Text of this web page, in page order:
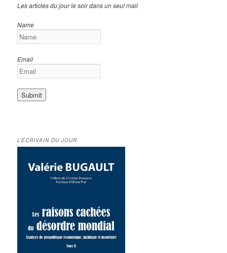
Les articles du jour le soir dans un seul mail
Name
Email
L’ÉCRIVAIN DU JOUR